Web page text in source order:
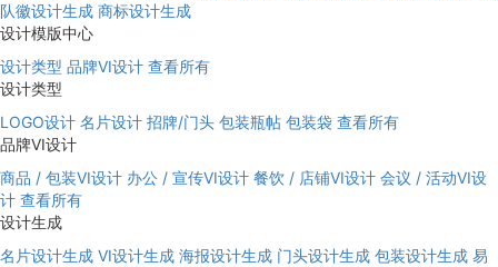
队徽设计生成 商标设计生成
设计模版中心
设计类型 品牌VI设计 查看所有
设计类型
LOGO设计 名片设计 招牌/门头 包装瓶帖 包装袋 查看所有
品牌VI设计
商品 / 包装VI设计 办公 / 宣传VI设计 餐饮 / 店铺VI设计 会议 / 活动VI设
计 查看所有
设计生成
名片设计生成 VI设计生成 海报设计生成 门头设计生成 包装设计生成 易